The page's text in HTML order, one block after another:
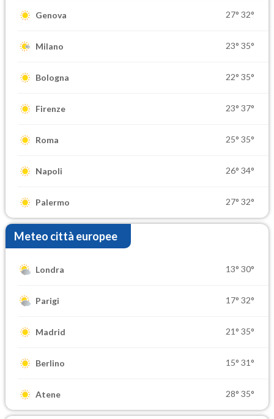
Genova 27° 32°
Milano 23° 35°
Bologna 22° 35°
Firenze 23° 37°
Roma 25° 35°
Napoli 26° 34°
Palermo 27° 32°
Meteo città europee
Londra 13° 30°
Parigi 17° 32°
Madrid 21° 35°
Berlino 15° 31°
Atene 28° 35°